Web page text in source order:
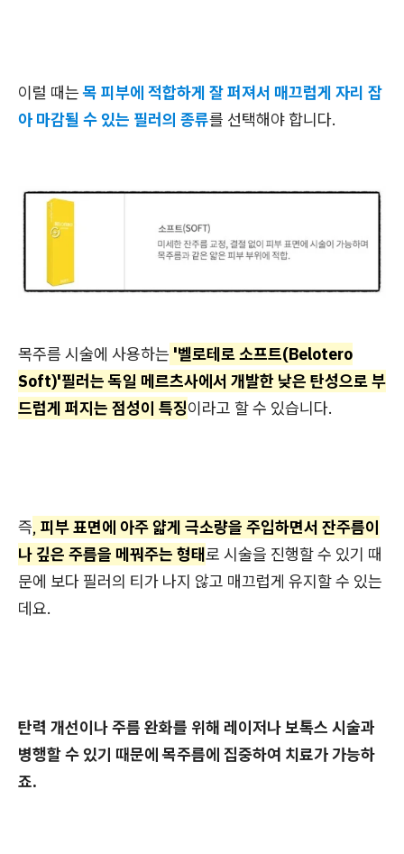
이럴 때는목 피부에 적합하게 잘 퍼져서 매끄럽게 자리 잡
아 마감될 수 있는 필러의 종류를 선택해야 합니다.
목주름 시술에 사용하는 '벨로테로 소프트(Belotero
Soft)'필러는 독일 메르츠사에서 개발한 낮은 탄성으로 부
드럽게 퍼지는 점성이 특징이라고 할 수 있습니다.
즉, 피부 표면에 아주 얇게 극소량을 주입하면서 잔주름이
나 깊은 주름을 메꿔주는 형태로 시술을 진행할 수 있기 때
문에 보다 필러의 티가 나지 않고 매끄럽게 유지할 수 있는
데요.
탄력 개선이나 주름 완화를 위해 레이저나 보톡스 시술과
병행할 수 있기 때문에 목주름에 집중하여 치료가 가능하
죠.